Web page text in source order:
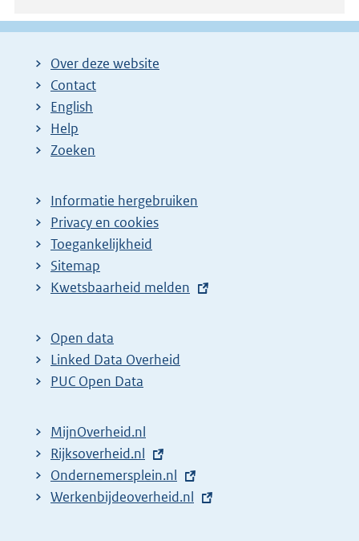
Over deze website
Contact
English
Help
Zoeken
Informatie hergebruiken
Privacy en cookies
Toegankelijkheid
Sitemap
E
t
e
r
l
i
n
k
Kwetsbaarheid melden
Open data
Linked Data Overheid
PUC Open Data
MijnOverheid.nl
E
x
t
Rijksoverheid.nl
E
x
Ondernemersplein.nl
E
Werkenbijdeoverheid.nl